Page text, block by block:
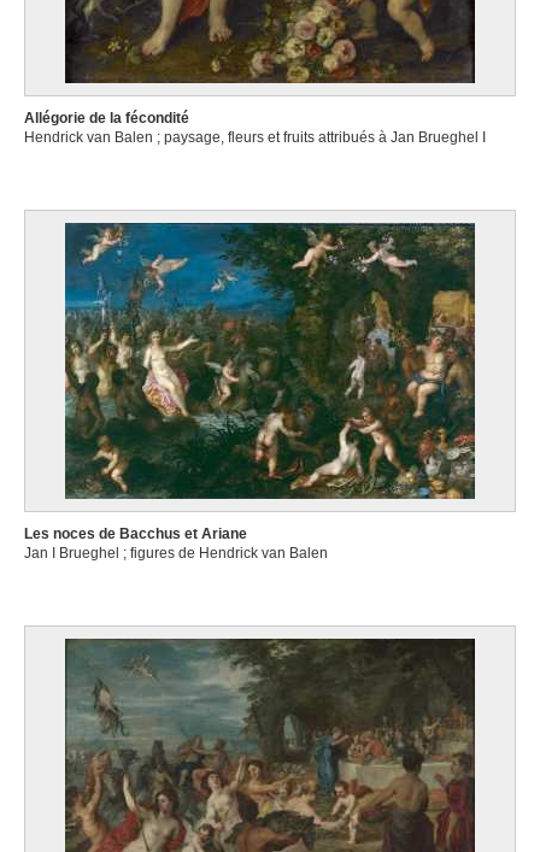
Allégorie de la fécondité
Hendrick van Balen ; paysage, fleurs et fruits attribués à Jan Brueghel I
Les noces de Bacchus et Ariane
Jan I Brueghel ; figures de Hendrick van Balen